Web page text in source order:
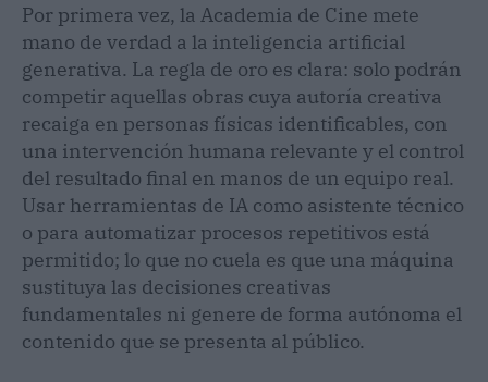
Por primera vez, la Academia de Cine mete
mano de verdad a la inteligencia artificial
generativa. La regla de oro es clara: solo podrán
competir aquellas obras cuya autoría creativa
recaiga en personas físicas identificables, con
una intervención humana relevante y el control
del resultado final en manos de un equipo real.
Usar herramientas de IA como asistente técnico
o para automatizar procesos repetitivos está
permitido; lo que no cuela es que una máquina
sustituya las decisiones creativas
fundamentales ni genere de forma autónoma el
contenido que se presenta al público.